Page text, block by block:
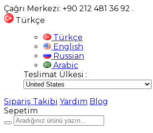
Çağrı Merkezi: +90 212 481 36 92 .
Türkçe
Türkçe
English
Russian
Arabic
Teslimat Ülkesi :
Sipariş Takibi Yardım Blog
Sepetim